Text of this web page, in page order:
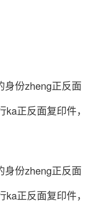
身份zheng正反面
正反面复印件，
身份zheng正反面
正反面复印件，